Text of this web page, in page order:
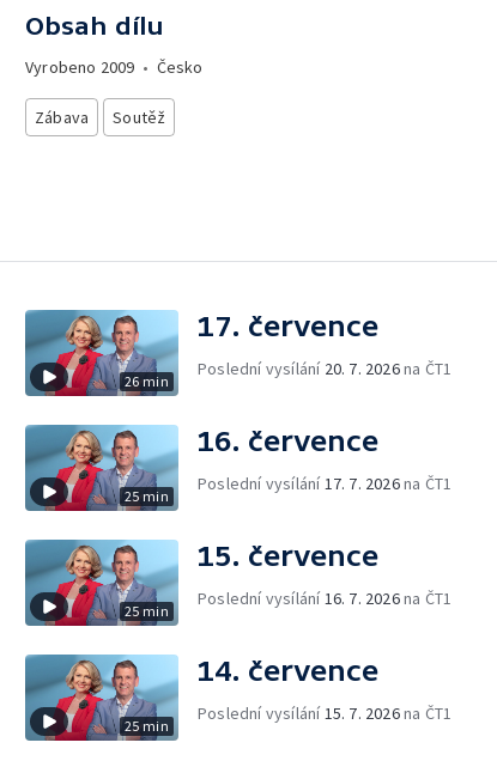
Obsah dílu
Vyrobeno 2009 • Česko
Zábava Soutěž
26 min
17. července
Poslední vysílání 20. 7. 2026na ČT1
25 min
16. července
Poslední vysílání 17. 7. 2026na ČT1
25 min
15. července
Poslední vysílání 16. 7. 2026na ČT1
25 min
14. července
Poslední vysílání 15. 7. 2026na ČT1